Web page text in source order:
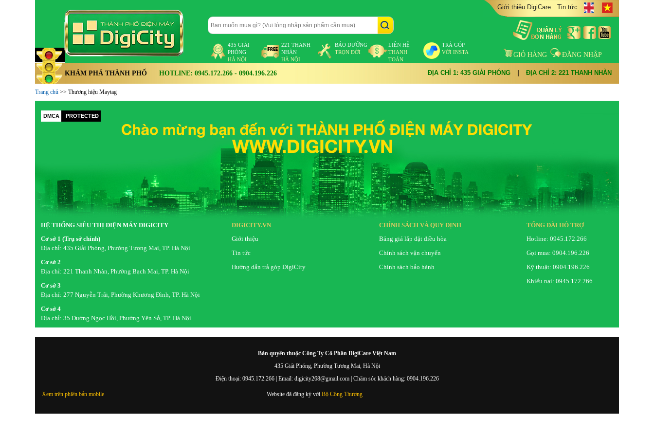
435 GIẢI
PHÓNG
HÀ NỘI
221 THANH
NHÀN
HÀ NỘI
BẢO DƯỠNG
TRỌN ĐỜI
LIÊN HỆ
THANH
TOÁN
TRẢ GÓP
VỚI INSTA
Giới thiệu DigiCare Tin tức
GIỎ HÀNG ĐĂNG NHẬP
KHÁM PHÁ THÀNH PHỐ HOTLINE: 0945.172.266 - 0904.196.226 ĐỊA CHỈ 1: 435 GIẢI PHÓNG ĐỊA CHỈ 2: 221 THANH NHÀN
Trang chủ >> Thương hiệu Maytag
DMCA PROTECTED
HỆ THỐNG SIÊU THỊ ĐIỆN MÁY DIGICITY
Cơ sở 1 (Trụ sở chính)
Địa chỉ: 435 Giải Phóng, Phường Tương Mai, TP. Hà Nội
Cơ sở 2
Địa chỉ: 221 Thanh Nhàn, Phường Bạch Mai, TP. Hà Nội
Cơ sở 3
Địa chỉ: 277 Nguyễn Trãi, Phường Khương Đình, TP. Hà Nội
Cơ sở 4
Địa chỉ: 35 Đường Ngọc Hồi, Phường Yên Sở, TP. Hà Nội
DIGICITY.VN
Giới thiệu
Tin tức
Hướng dẫn trả góp DigiCity
CHÍNH SÁCH VÀ QUY ĐỊNH
Bảng giá lắp đặt điều hòa
Chính sách vận chuyển
Chính sách bảo hành
TỔNG ĐÀI HỖ TRỢ
Hotline: 0945.172.266
Gọi mua: 0904.196.226
Kỹ thuật: 0904.196.226
Khiếu nại: 0945.172.266
Bản quyền thuộc Công Ty Cổ Phần DigiCare Việt Nam
435 Giải Phóng, Phường Tương Mai, Hà Nội
Điện thoại: 0945.172.266 | Email: digicity268@gmail.com | Chăm sóc khách hàng: 0904.196.226
Xem trên phiên bản mobile Website đã đăng ký với Bộ Công Thương